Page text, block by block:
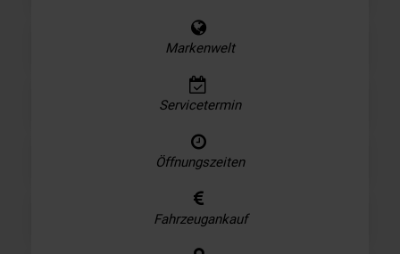
Markenwelt
Servicetermin
Öffnungszeiten
Fahrzeugankauf